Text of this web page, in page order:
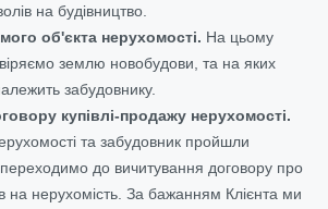
на будівництво.
об'єкта нерухомості. На цьому
землю новобудови, та на яких
забудовнику.
купівлі-продажу нерухомості.
та забудовник пройшли
до вичитування договору про
на нерухомість. За бажанням Клієнта ми